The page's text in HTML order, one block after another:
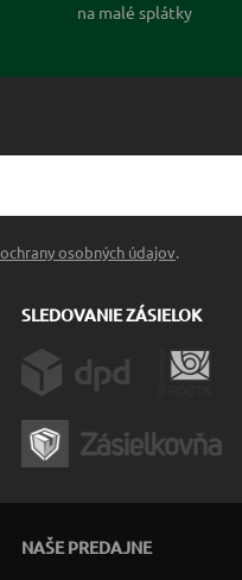
na malé splátky
osobných údajov.
SLEDOVANIE ZÁSIELOK
NAŠE PREDAJNE